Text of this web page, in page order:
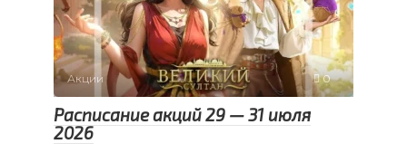
Акции 0
Расписание акций 29 — 31 июля
2026